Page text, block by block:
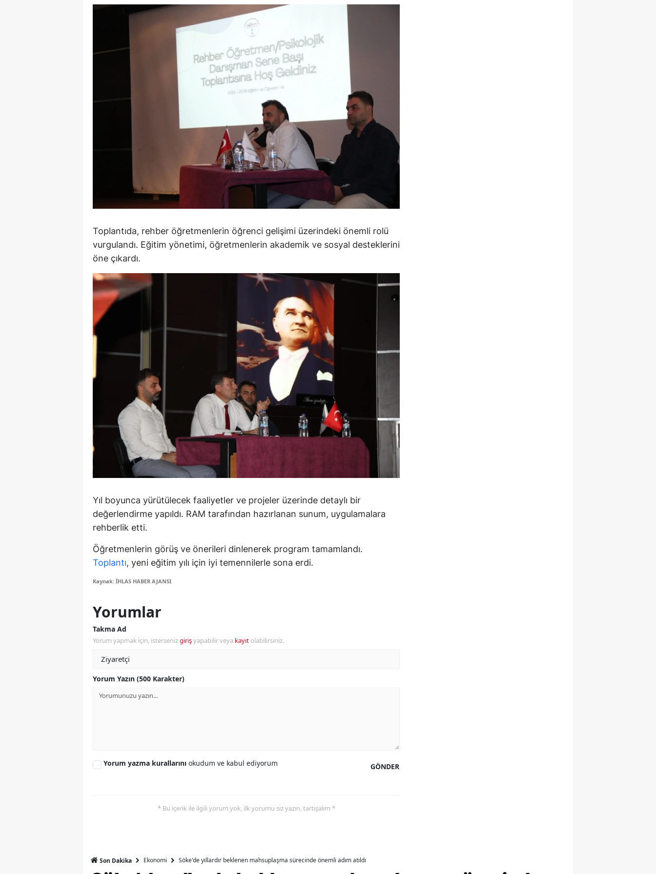
Erzincan
Erzurum
Eskişehir
Giresun
Gümüşhane
Hakkari
Hatay
Isparta
Mersin
İstanbul
İzmir
Kayseri
Kırklareli
Kocaeli
Konya
Kütahya
Malatya
Manisa
Mardin
Muş
Tunceli
Van
Toplantıda, rehber öğretmenlerin öğrenci gelişimi üzerindeki önemli rolü
vurgulandı. Eğitim yönetimi, öğretmenlerin akademik ve sosyal desteklerini
öne çıkardı.
Yıl boyunca yürütülecek faaliyetler ve projeler üzerinde detaylı bir
değerlendirme yapıldı. RAM tarafından hazırlanan sunum, uygulamalara
rehberlik etti.
Öğretmenlerin görüş ve önerileri dinlenerek program tamamlandı.
Toplantı, yeni eğitim yılı için iyi temennilerle sona erdi.
Kaynak: İHLAS HABER AJANSI
Yorumlar
Takma Ad
Yorum yapmak için, istersenizgirişyapabilir veya kayıt olabilirsiniz.
Yorum Yazın (500 Karakter)
GÖNDER
Yorum yazma kurallarını okudum ve kabul ediyorum
* Bu içerik ile ilgili yorum yok, ilk yorumu siz yazın, tartışalım *
Son Dakika Ekonomi Söke'de yıllardır beklenen mahsuplaşma sürecinde önemli adım atıldı